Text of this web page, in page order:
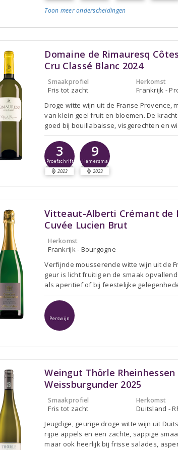
Toon meeronderscheidingen
Domaine de Rimauresq
Cru Classé Blanc 2024
Smaakprofiel
Fris tot zacht
Herkomst
Frankrijk -
Droge witte wijn uit de Franse Provence,
van klein geel fruit en bloemen. De
goed bij bouillabaisse, visgerechten en
3
Proefschrift
2023
9
Hamersma
2023
Vitteaut-Alberti Crémant de
Cuvée Lucien Brut
Herkomst
Frankrijk - Bourgogne
Verfijnde mousserende witte wijn uit de
geur is licht fruitig en de smaak
als aperitief of bij feestelijke
Perswijn
Weingut Thörle Rheinhessen
Weissburgunder 2025
Smaakprofiel
Fris tot zacht
Herkomst
Duitsland -
Jeugdige, geurige droge witte wijn uit
rijpe appels en een zachte, sappige
maar ook heerlijk bij frisse salades,